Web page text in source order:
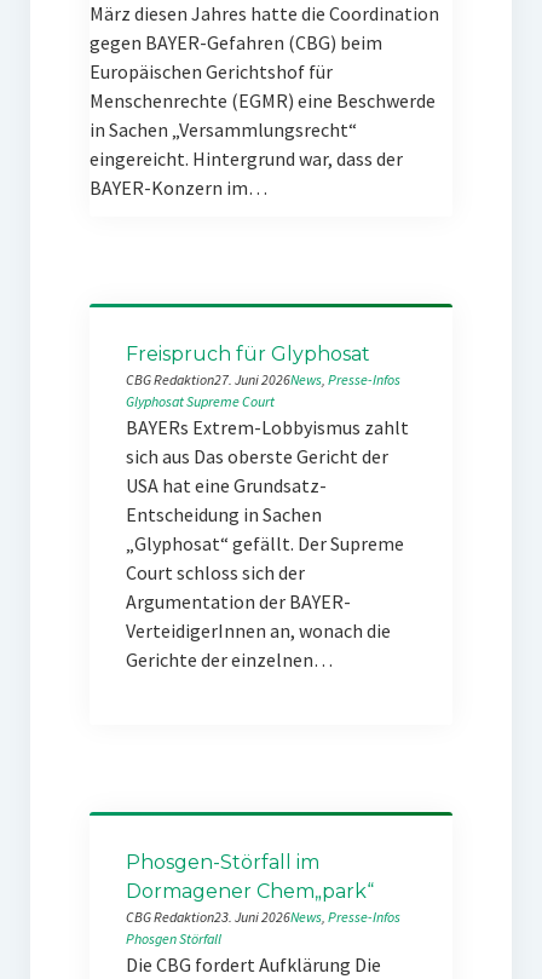
März diesen Jahres hatte die Coordination
gegen BAYER-Gefahren (CBG) beim
Europäischen Gerichtshof für
Menschenrechte (EGMR) eine Beschwerde
in Sachen „Versammlungsrecht“
eingereicht. Hintergrund war, dass der
BAYER-Konzern im…
Freispruch für Glyphosat
CBG Redaktion27. Juni 2026News, Presse-Infos
GlyphosatSupreme Court
BAYERs Extrem-Lobbyismus zahlt
sich aus Das oberste Gericht der
USA hat eine Grundsatz-
Entscheidung in Sachen
„Glyphosat“ gefällt. Der Supreme
Court schloss sich der
Argumentation der BAYER-
VerteidigerInnen an, wonach die
Gerichte der einzelnen…
Phosgen-Störfall im
Dormagener Chem„park“
CBG Redaktion23. Juni 2026News, Presse-Infos
PhosgenStörfall
Die CBG fordert Aufklärung Die